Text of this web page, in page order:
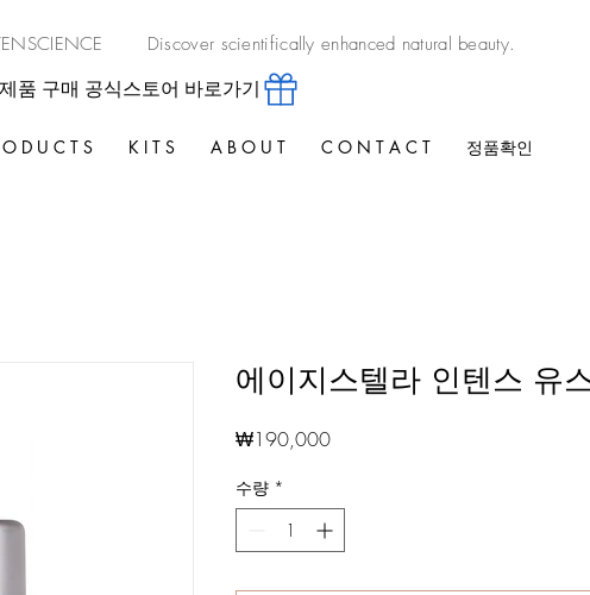
Discover scientifically enhanced natural beauty.
제품 구매 공식스토어 바로가기
O D U C T S K I T S A B O U T C O N T A C T 정품확인
에이지스텔라 인텐스 유
₩190,000가
수량 *